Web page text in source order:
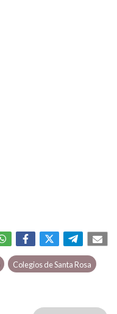
Colegios de Santa Rosa